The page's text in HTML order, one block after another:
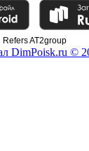
Refers AT2group
DimPoisk.ru ©